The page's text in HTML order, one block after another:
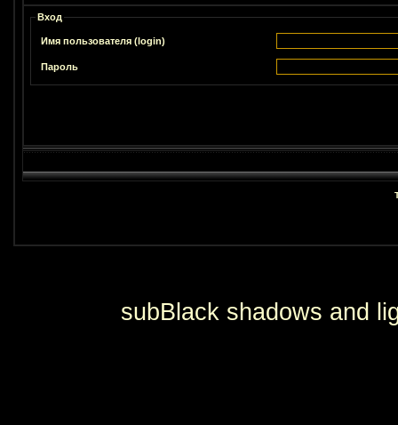
Вход
Имя пользователя (login)
Пароль
subBlack shadows and